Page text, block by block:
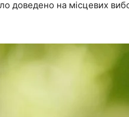
доведено на місцевих